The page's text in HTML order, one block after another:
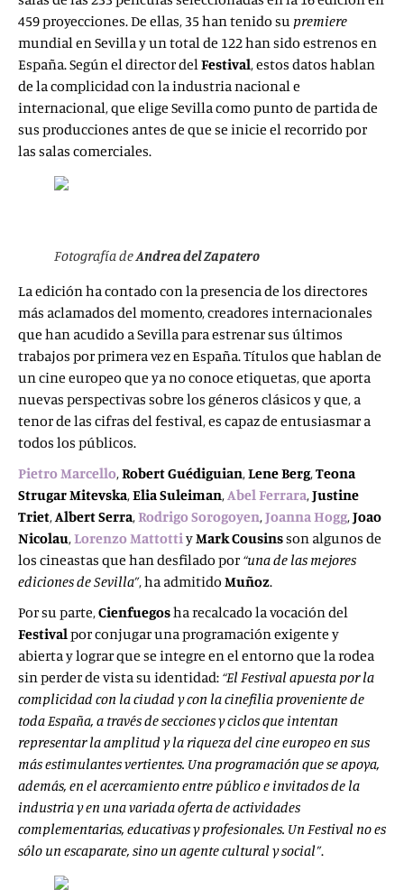
459 proyecciones. De ellas, 35 han tenido su premiere
mundial en Sevilla y un total de 122 han sido estrenos en
España. Según el director delFestival, estos datos hablan
de la complicidad con la industria nacional e
internacional, que elige Sevilla como punto de partida de
sus producciones antes de que se inicie el recorrido por
las salas comerciales.
Fotografía deAndrea del Zapatero
La edición ha contado con la presencia de los directores
más aclamados del momento, creadores internacionales
que han acudido a Sevilla para estrenar sus últimos
trabajos por primera vez en España. Títulos que hablan de
un cine europeo que ya no conoce etiquetas, que aporta
nuevas perspectivas sobre los géneros clásicos y que, a
tenor de las cifras del festival, es capaz de entusiasmar a
todos los públicos.
Pietro Marcello,Robert Guédiguian,Lene Berg,Teona
Strugar Mitevska,Elia Suleiman,AbelFerrara,Justine
Triet,Albert Serra,RodrigoSorogoyen,Joanna Hogg,Joao
Nicolau,Lorenzo MattottiyMark Cousinsson algunos de
los cineastas que han desfilado por “una de las mejores
ediciones de Sevilla”, ha admitido Muñoz.
Por su parte,Cienfuegosha recalcado la vocación del
Festivalpor conjugar una programación exigente y
abierta y lograr que se integre en el entorno que la rodea
sin perder de vista su identidad: “El Festival apuesta por la
complicidad con la ciudad y con la cinefilia proveniente de
toda España, a través de secciones y ciclos que intentan
representar la amplitud y la riqueza del cine europeo en sus
más estimulantes vertientes. Una programación que se apoya,
además, en el acercamiento entre público e invitados de la
industria y en una variada oferta de actividades
complementarias, educativas y profesionales. Un Festival no es
sólo un escaparate, sino un agente cultural y social”.